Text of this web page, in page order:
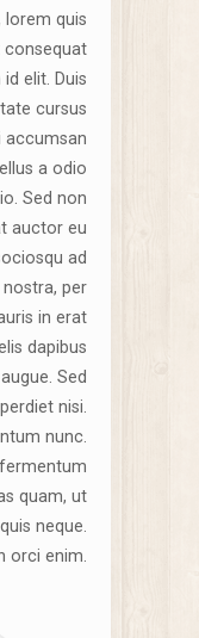
lorem quis
consequat
elit. Duis
cursus
accumsan
a odio
Sed non
auctor eu
ad
per
in erat
dapibus
Sed
nisi.
nunc.
quam, ut
neque.
orci enim.